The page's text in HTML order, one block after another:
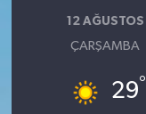
12 AĞUSTOS
ÇARŞAMBA
29°